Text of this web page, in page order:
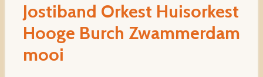
Jostiband Orkest Huisorkest
Hooge Burch Zwammerdam
mooi